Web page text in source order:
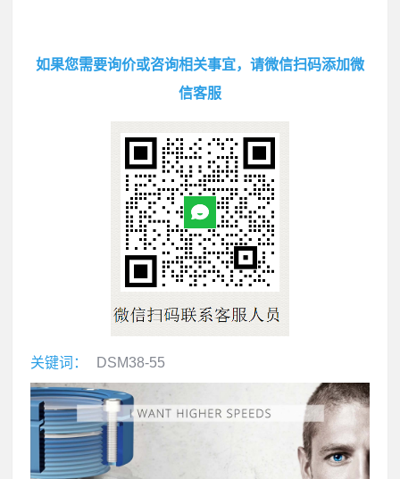
如果您需要询价或咨询相关事宜，请微信扫码添加微
信客服
关键词： DSM38-55